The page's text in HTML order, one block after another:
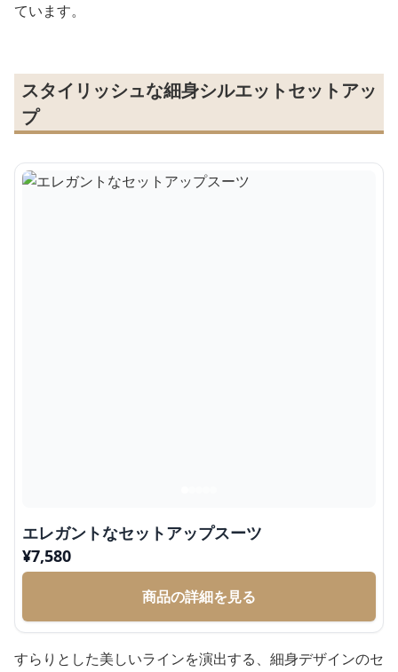
ています。
スタイリッシュな細身シルエットセットアッ
プ
エレガントなセットアップスーツ
¥7,580
商品の詳細を見る
すらりとした美しいラインを演出する、細身デザインのセ